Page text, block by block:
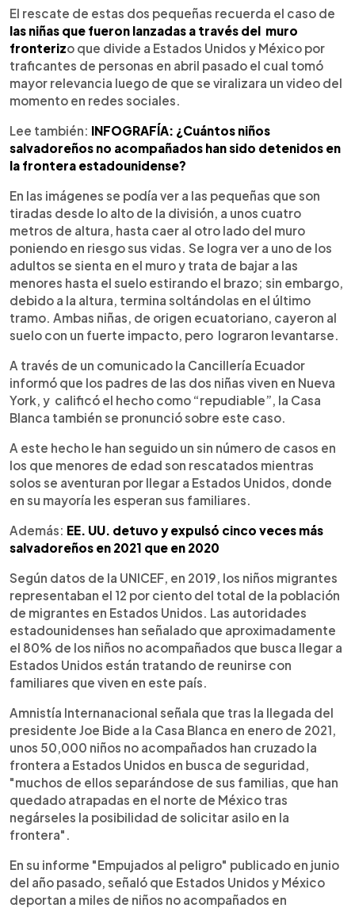
El rescate de estas dos pequeñas recuerda el caso de
las niñas que fueron lanzadas a través del muro
fronterizo que divide a Estados Unidos y México por
traficantes de personas en abril pasado el cual tomó
mayor relevancia luego de que se viralizara un video del
momento en redes sociales.
Lee también: INFOGRAFÍA: ¿Cuántos niños
salvadoreños no acompañados han sido detenidos en
la frontera estadounidense?
En las imágenes se podía ver a las pequeñas que son
tiradas desde lo alto de la división, a unos cuatro
metros de altura, hasta caer al otro lado del muro
poniendo en riesgo sus vidas. Se logra ver a uno de los
adultos se sienta en el muro y trata de bajar a las
menores hasta el suelo estirando el brazo; sin embargo,
debido a la altura, termina soltándolas en el último
tramo. Ambas niñas, de origen ecuatoriano, cayeron al
suelo con un fuerte impacto, pero lograron levantarse.
A través de un comunicado la Cancillería Ecuador
informó que los padres de las dos niñas viven en Nueva
York, y calificó el hecho como “repudiable”, la Casa
Blanca también se pronunció sobre este caso.
A este hecho le han seguido un sin número de casos en
los que menores de edad son rescatados mientras
solos se aventuran por llegar a Estados Unidos, donde
en su mayoría les esperan sus familiares.
Además: EE. UU. detuvo y expulsó cinco veces más
salvadoreños en 2021 que en 2020
Según datos de la UNICEF, en 2019, los niños migrantes
representaban el 12 por ciento del total de la población
de migrantes en Estados Unidos. Las autoridades
estadounidenses han señalado que aproximadamente
el 80% de los niños no acompañados que busca llegar a
Estados Unidos están tratando de reunirse con
familiares que viven en este país.
Amnistía Internanacional señala que tras la llegada del
presidente Joe Bide a la Casa Blanca en enero de 2021,
unos 50,000 niños no acompañados han cruzado la
frontera a Estados Unidos en busca de seguridad,
"muchos de ellos separándose de sus familias, que han
quedado atrapadas en el norte de México tras
negárseles la posibilidad de solicitar asilo en la
frontera".
En su informe "Empujados al peligro" publicado en junio
del año pasado, señaló que Estados Unidos y México
deportan a miles de niños no acompañados en